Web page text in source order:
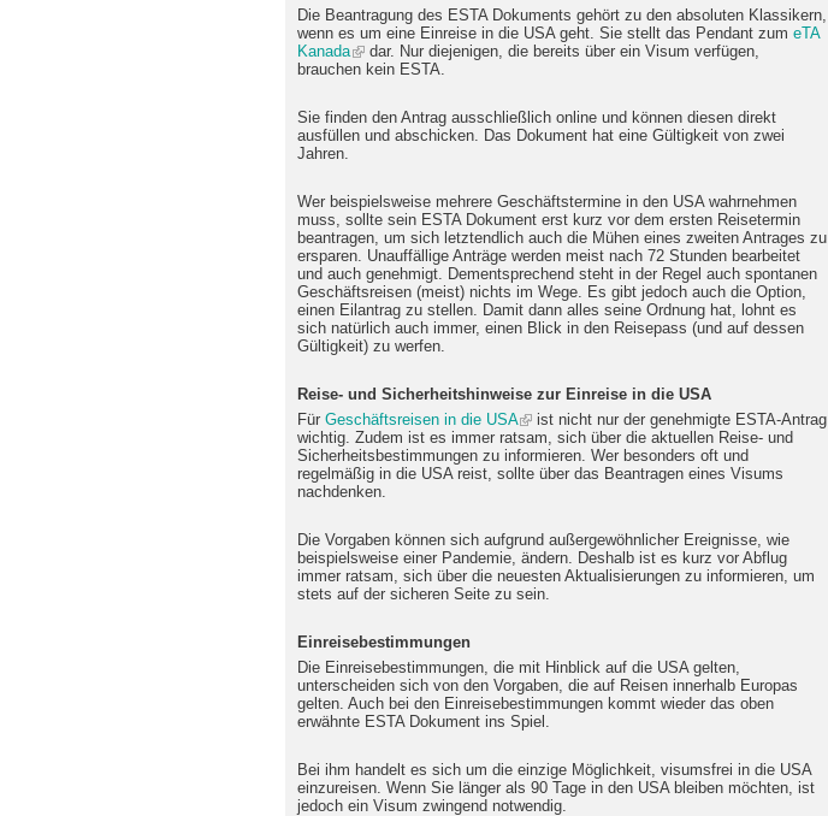
Die Beantragung des ESTA Dokuments gehört zu den absoluten Klassikern,
wenn es um eine Einreise in die USA geht. Sie stellt das Pendant zum eTA
Kanada
dar. Nur diejenigen, die bereits über ein Visum verfügen,
brauchen kein ESTA.
Sie finden den Antrag ausschließlich online und können diesen direkt
ausfüllen und abschicken. Das Dokument hat eine Gültigkeit von zwei
Jahren.
Wer beispielsweise mehrere Geschäftstermine in den USA wahrnehmen
muss, sollte sein ESTA Dokument erst kurz vor dem ersten Reisetermin
beantragen, um sich letztendlich auch die Mühen eines zweiten Antrages zu
ersparen. Unauffällige Anträge werden meist nach 72 Stunden bearbeitet
und auch genehmigt. Dementsprechend steht in der Regel auch spontanen
Geschäftsreisen (meist) nichts im Wege. Es gibt jedoch auch die Option,
einen Eilantrag zu stellen. Damit dann alles seine Ordnung hat, lohnt es
sich natürlich auch immer, einen Blick in den Reisepass (und auf dessen
Gültigkeit) zu werfen.
Reise- und Sicherheitshinweise zur Einreise in die USA
Für Geschäftsreisen in die USA
ist nicht nur der genehmigte ESTA-Antrag
wichtig. Zudem ist es immer ratsam, sich über die aktuellen Reise- und
Sicherheitsbestimmungen zu informieren. Wer besonders oft und
regelmäßig in die USA reist, sollte über das Beantragen eines Visums
nachdenken.
Die Vorgaben können sich aufgrund außergewöhnlicher Ereignisse, wie
beispielsweise einer Pandemie, ändern. Deshalb ist es kurz vor Abflug
immer ratsam, sich über die neuesten Aktualisierungen zu informieren, um
stets auf der sicheren Seite zu sein.
Einreisebestimmungen
Die Einreisebestimmungen, die mit Hinblick auf die USA gelten,
unterscheiden sich von den Vorgaben, die auf Reisen innerhalb Europas
gelten. Auch bei den Einreisebestimmungen kommt wieder das oben
erwähnte ESTA Dokument ins Spiel.
Bei ihm handelt es sich um die einzige Möglichkeit, visumsfrei in die USA
einzureisen. Wenn Sie länger als 90 Tage in den USA bleiben möchten, ist
jedoch ein Visum zwingend notwendig.